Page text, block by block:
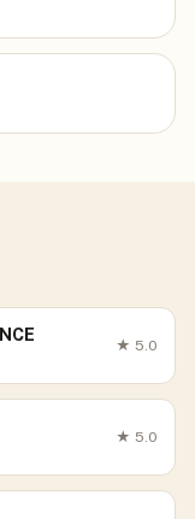
★ 5.0
★ 5.0